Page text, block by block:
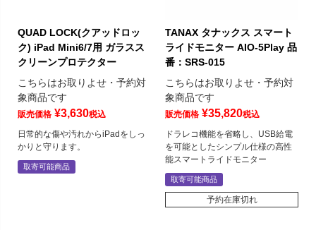
QUAD LOCK(クアッドロッ
ク) iPad Mini6/7用 ガラスス
クリーンプロテクター
こちらはお取りよせ・予約対
象商品です
販売価格 ¥3,630税込
日常的な傷や汚れからiPadをしっ
かりと守ります。
取寄可能商品
TANAX タナックス スマート
ライドモニター AIO-5Play 品
番：SRS-015
こちらはお取りよせ・予約対
象商品です
販売価格 ¥35,820税込
ドラレコ機能を省略し、USB給電
を可能としたシンプル仕様の高性
能スマートライドモニター
取寄可能商品
予約在庫切れ